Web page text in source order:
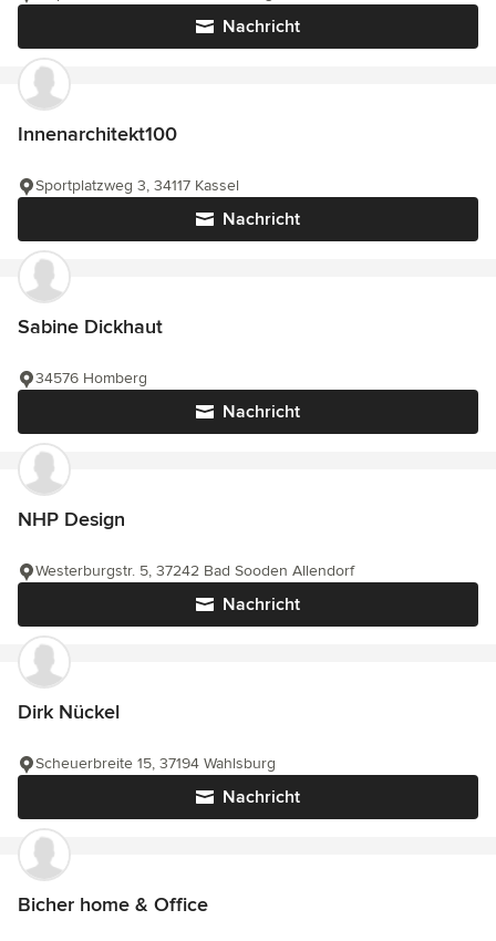
Nachricht
Innenarchitekt100
Nachricht
Sportplatzweg 3, 34117 Kassel
Sabine Dickhaut
Nachricht
34576 Homberg
NHP Design
Nachricht
Westerburgstr. 5, 37242 Bad Sooden Allendorf
Dirk Nückel
Nachricht
Scheuerbreite 15, 37194 Wahlsburg
Bicher home & Office